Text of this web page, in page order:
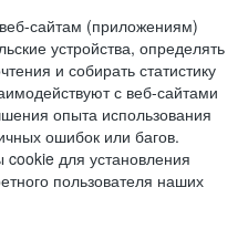
сайтам (приложениям)
устройства, определять
и собирать статистику
с веб-сайтами
опыта использования
ошибок или багов.
для установления
пользователя наших